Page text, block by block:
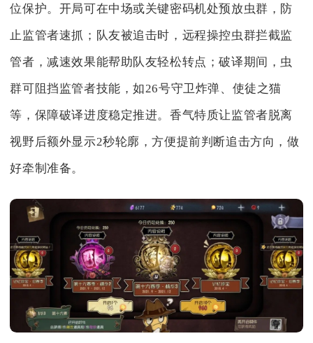
位保护。开局可在中场或关键密码机处预放虫群，防
止监管者速抓；队友被追击时，远程操控虫群拦截监
管者，减速效果能帮助队友轻松转点；破译期间，虫
群可阻挡监管者技能，如26号守卫炸弹、使徒之猫
等，保障破译进度稳定推进。香气特质让监管者脱离
视野后额外显示2秒轮廓，方便提前判断追击方向，做
好牵制准备。